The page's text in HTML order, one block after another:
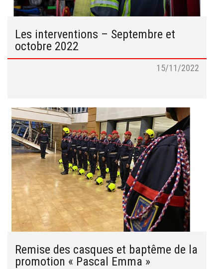
Les interventions – Septembre et
octobre 2022
15/11/2022
Remise des casques et baptême de la
promotion « Pascal Emma »